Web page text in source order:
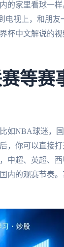
的家里看球一样
电视上，和朋
杯中文解说的
等赛
如NBA球迷，
，你可以直接
中超、英超、
内的观赛节奏。